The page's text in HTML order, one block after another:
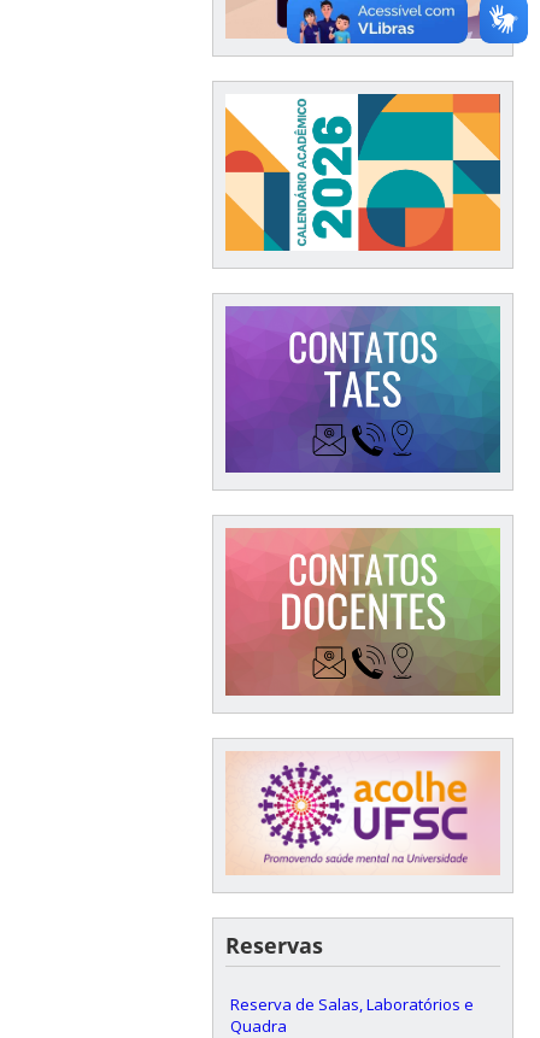
Reservas
Reserva de Salas, Laboratórios e
Quadra